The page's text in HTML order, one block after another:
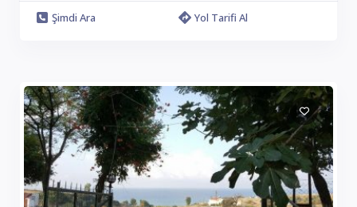
Şimdi Ara
Yol Tarifi Al